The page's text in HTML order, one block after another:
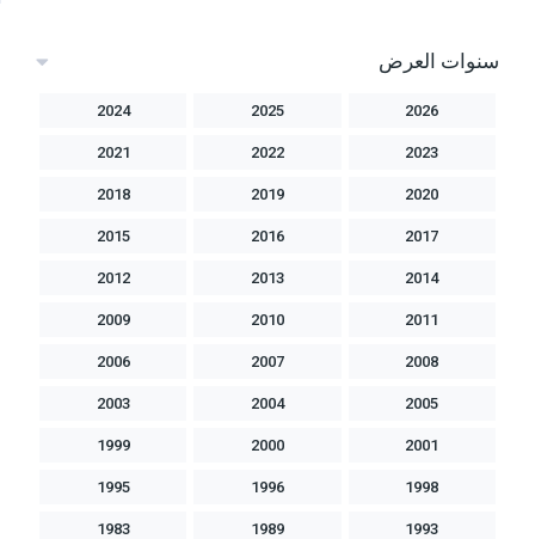
سنوات العرض
2026
2025
2024
2023
2022
2021
2020
2019
2018
2017
2016
2015
2014
2013
2012
2011
2010
2009
2008
2007
2006
2005
2004
2003
2001
2000
1999
1998
1996
1995
1993
1989
1983